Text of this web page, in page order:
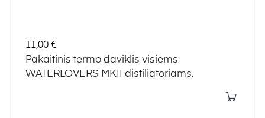
Kaina
11,00 €
Pakaitinis termo daviklis visiems
WATERLOVERS MKII distiliatoriams.